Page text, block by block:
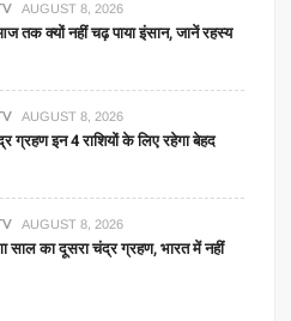
AUGUST 8, 2026
तक क्यों नहीं चढ़ पाया इंसान, जानें रहस्य
AUGUST 8, 2026
ग्रहण इन 4 राशियों के लिए रहेगा बेहद
AUGUST 8, 2026
साल का दूसरा चंद्र ग्रहण, भारत में नहीं